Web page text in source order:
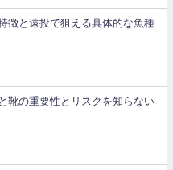
徴と遠投で狙える具体的な魚種
靴の重要性とリスクを知らない